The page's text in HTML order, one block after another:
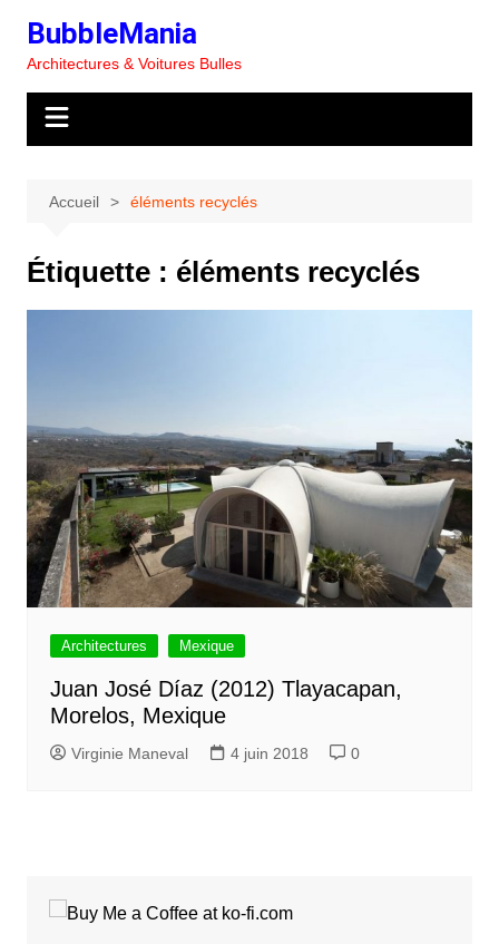
contenu
BubbleMania
Architectures & Voitures Bulles
Accueil éléments recyclés
Étiquette : éléments recyclés
Architectures Mexique
Juan José Díaz (2012) Tlayacapan,
Morelos, Mexique
Virginie Maneval 4 juin 2018 0